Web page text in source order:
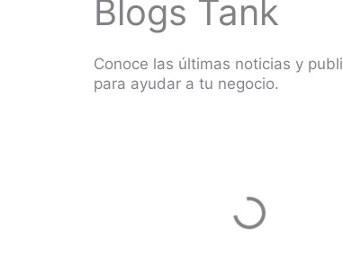
Blogs Tank
Conoce las últimas noticias y
para ayudar a tu negocio.